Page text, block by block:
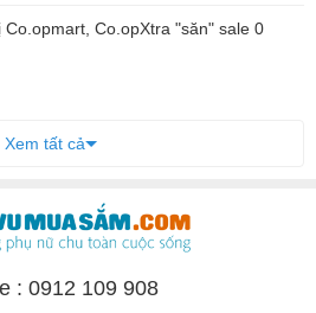
Co.opXtra "săn" sale 0
Xem tất cả
: 0912 109 908